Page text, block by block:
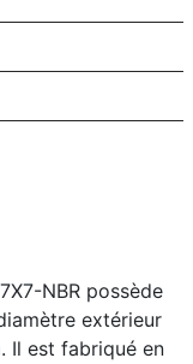
NBR possède
extérieur
Il est fabriqué en